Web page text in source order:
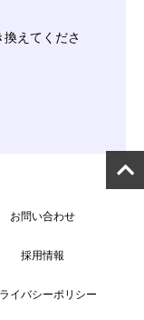
えてくださ
お問い合わせ
採用情報
イバシーポリシー